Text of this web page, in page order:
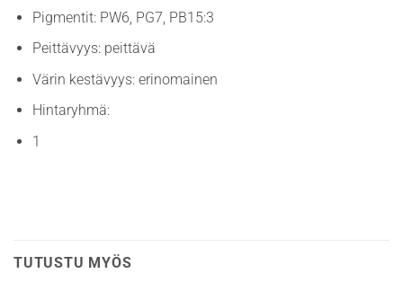
Pigmentit: PW6, PG7, PB15:3
Peittävyys: peittävä
Värin kestävyys: erinomainen
Hintaryhmä:
1
TUTUSTU MYÖS